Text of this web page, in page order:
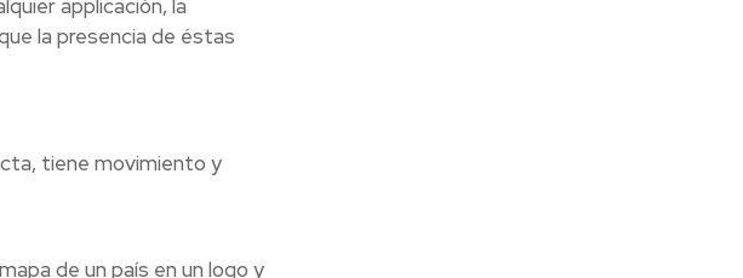
applicación, la
la presencia de éstas
tiene movimiento y
de un país en un logo y